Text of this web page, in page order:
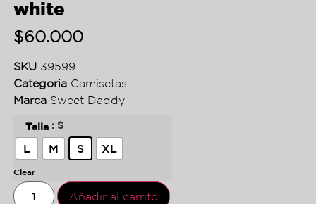
white
$60.000
SKU 39599
Categoria Camisetas
Marca Sweet Daddy
Talla : S
L M S XL
Clear
Añadir al carrito